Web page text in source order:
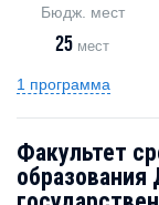
Бюдж. мест
25 мест
1 программа
Факультет
образования